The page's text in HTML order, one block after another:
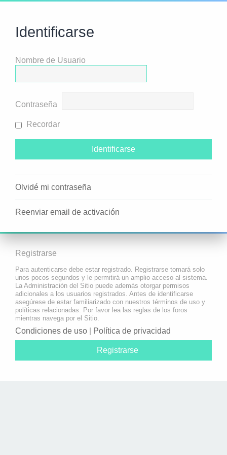
Identificarse
Nombre de Usuario
Contraseña
Recordar
Olvidé mi contraseña
Reenviar email de activación
Registrarse
Para autenticarse debe estar registrado. Registrarse tomará solo
unos pocos segundos y le permitirá un amplio acceso al sistema.
La Administración del Sitio puede además otorgar permisos
adicionales a los usuarios registrados. Antes de identificarse
asegúrese de estar familiarizado con nuestros términos de uso y
políticas relacionadas. Por favor lea las reglas de los foros
mientras navega por el Sitio.
Condiciones de uso Política de privacidad
Registrarse